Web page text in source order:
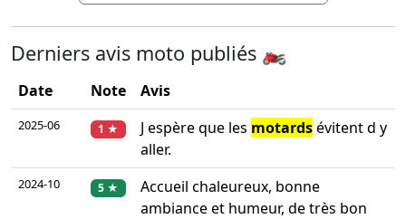
Derniers avis moto publiés 🏍️
Date Note Avis
2025-06 1 ★ J espère que les motardsévitent d y
aller.
2024-10 5 ★
Accueil chaleureux, bonne
ambiance et humeur, de très bon